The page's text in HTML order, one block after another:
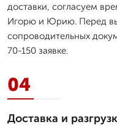
доставки, согласуем
Игорю и Юрию. Перед
сопроводительных
70-150 заявке.
04
Доставка и